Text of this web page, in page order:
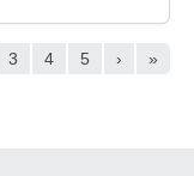
3 4 5 › »